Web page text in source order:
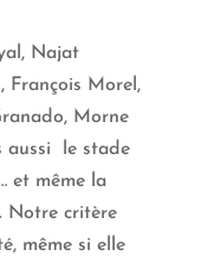
Najat
François Morel,
Morne
aussi le stade
et même la
Notre critère
même si elle